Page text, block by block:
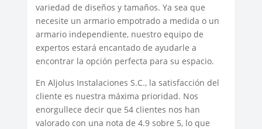
variedad de diseños y tamaños. Ya sea que
necesite un armario empotrado a medida o un
armario independiente, nuestro equipo de
expertos estará encantado de ayudarle a
encontrar la opción perfecta para su espacio.
En Aljolus Instalaciones S.C., la satisfacción del
cliente es nuestra máxima prioridad. Nos
enorgullece decir que 54 clientes nos han
valorado con una nota de 4.9 sobre 5, lo que